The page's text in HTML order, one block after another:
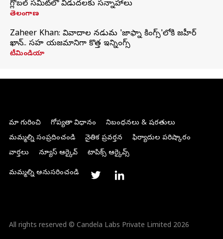
గ్లోబల్‌ సమిట్‌లో విడుదలకు సన్నాహాలు
తెలంగాణ
Zaheer Khan: వివాదాల నడుమ 'జాఫ్నా కింగ్స్'లోకి జహీర్
ఖాన్.. సహ యజమానిగా కొత్త ఇన్నింగ్స్
టీమిండియా
మా గురించి గోప్యతా విధానం
నిబంధనలు & షరతులు
మమ్మల్ని సంప్రదించండి
నైతిక ప్రవర్తన
ఫిర్యాదుల పరిష్కారం
వార్తలు
న్యూస్ ఆర్కైవ్ టాపిక్స్ ఆర్కైవ్స్
మమ్మల్ని అనుసరించండి
All rights reserved © Candela Labs Private Limited 2026